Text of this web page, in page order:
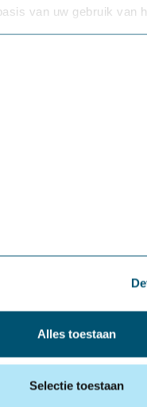
van uw gebruik van
Alles toestaan
Selectie toestaan
Hoeslaken 90x200cm -
163,-